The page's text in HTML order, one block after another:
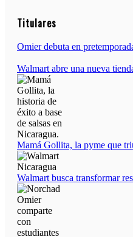
11 al 21 de agosto:
Campeonato Europeo de
12 de agosto:
Empieza La Liga 2022-2023
Titulares
Omier debuta en
Walmart abre una nueva
Mamá Gollita, la pyme que
Walmart busca transformar